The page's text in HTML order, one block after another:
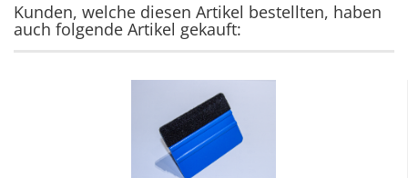
Kunden, welche diesen Artikel bestellten, haben
auch folgende Artikel gekauft: